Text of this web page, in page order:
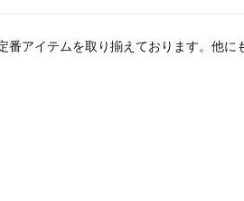
番アイテムを取り揃えております。他に